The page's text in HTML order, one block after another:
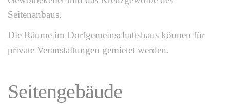
Seitenanbaus.
Die Räume im Dorfgemeinschaftshaus können für
private Veranstaltungen gemietet werden.
Seitengebäude